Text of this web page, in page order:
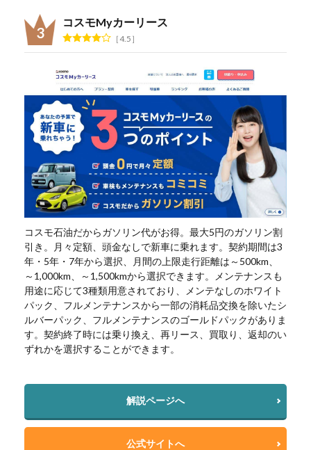
コスモMyカーリース
4.5
コスモ石油だからガソリン代がお得。最大5円のガソリン割
引き。月々定額、頭金なしで新車に乗れます。契約期間は3
年・5年・7年から選択、月間の上限走行距離は～500km、
～1,000km、～1,500kmから選択できます。メンテナンスも
用途に応じて3種類用意されており、メンテなしのホワイト
パック、フルメンテナンスから一部の消耗品交換を除いたシ
ルバーパック、フルメンテナンスのゴールドパックがありま
す。契約終了時には乗り換え、再リース、買取り、返却のい
ずれかを選択することができます。
解説ページへ
公式サイトへ